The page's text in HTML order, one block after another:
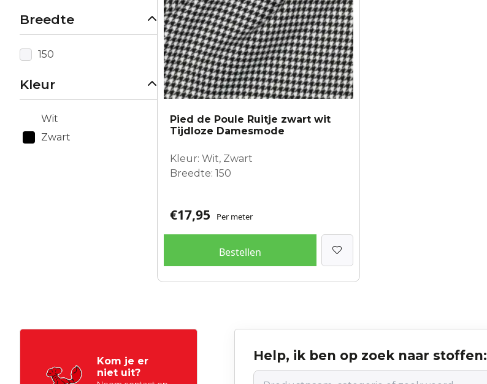
Breedte
150
Kleur
Wit
Zwart
Pied de Poule Ruitje zwart wit
Tijdloze Damesmode
Kleur: Wit, Zwart
Breedte: 150
€17,95 Per meter
Bestellen
Kom je er
niet uit?
Help, ik ben op zoek naar stoffen: